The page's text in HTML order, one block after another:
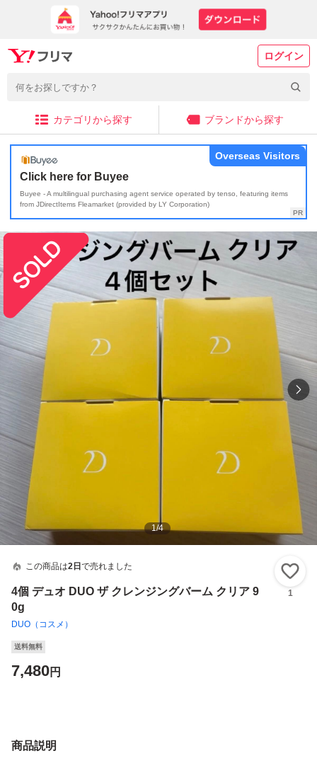
ログイン
カテゴリから探す ブランドから探す
Click here for Buyee
Buyee - A multilingual purchasing agent service operated by tenso, featuring items
from JDirectItems Fleamarket (provided by LY Corporation)
Overseas Visitors
1/4
この商品は2日 で売れました
4個 デュオ DUO ザ クレンジングバーム クリア 9
0g
DUO（コスメ）
1
送料無料
7,480円
商品説明